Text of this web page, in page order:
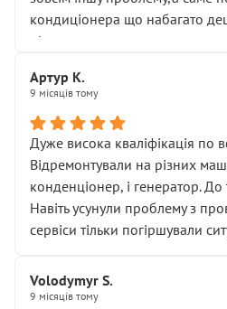
кондиціонера що набагато
підсумку.
Артур К.
9 місяців тому
Дуже висока кваліфікація по
Відремонтували на різних
конденціонер, і генератор.
Навіть усунули проблему з
сервіси тільки погіршували
Volodymyr S.
9 місяців тому